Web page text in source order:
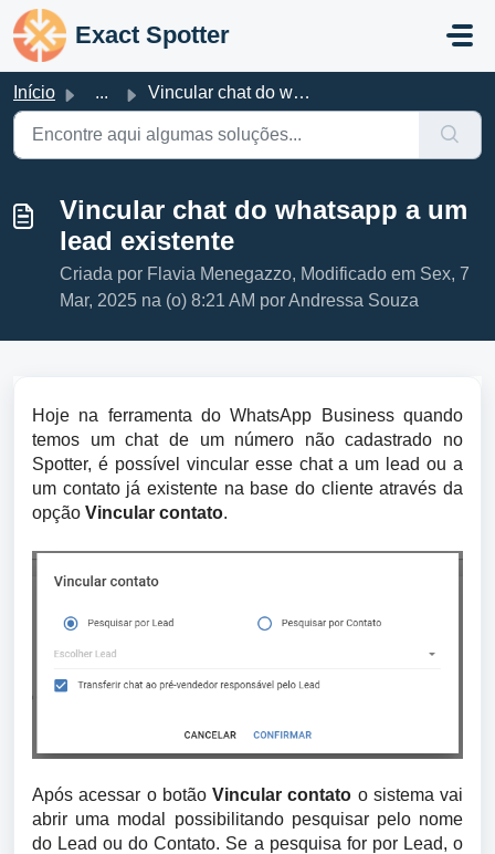
Ir para o conteúdo principal
Exact Spotter
Início ... Vincular chat do whatsapp a um lead existente
Vincular chat do whatsapp a um
lead existente
Criada por Flavia Menegazzo, Modificado em Sex, 7
Mar, 2025 na (o) 8:21 AM por Andressa Souza
Hoje na ferramenta do WhatsApp Business quando
temos um chat de um número não cadastrado no
Spotter, é possível vincular esse chat a um lead ou a
um contato já existente na base do cliente através da
opção Vincular contato.
Após acessar o botão Vincular contato o sistema vai
abrir uma modal possibilitando pesquisar pelo nome
do Lead ou do Contato. Se a pesquisa for por Lead, o